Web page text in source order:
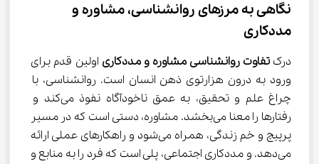
نگاهی به مرزهای روانشناسی، مشاوره و
مددکاری
درک تفاوت روانشناسی مشاوره و مددکاری اولین قدم برای
ورود به درون هزارتوی ذهن انسان است. روانشناسی، با
چراغ علم و تحقیق، به عمق ناخودآگاه نفوذ می‌کند و
رفتارها را معنا می‌بخشد. مشاوره، دستی است که در مسیر
پرپیچ و خم زندگی، همراه می‌شود و راهکارهای عملی ارائه
می‌دهد. و مددکاری اجتماعی، پلی است که فرد را به منابع و